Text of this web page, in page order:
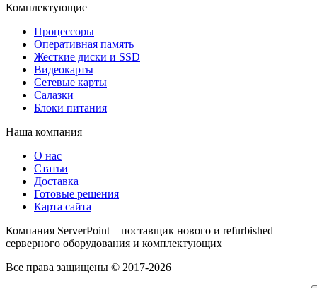
Комплектующие
Процессоры
Оперативная память
Жесткие диски и SSD
Видеокарты
Сетевые карты
Салазки
Блоки питания
Наша компания
О нас
Статьи
Доставка
Готовые решения
Карта сайта
Компания ServerPoint – поставщик нового и refurbished
серверного оборудования и комплектующих
Все права защищены © 2017-2026